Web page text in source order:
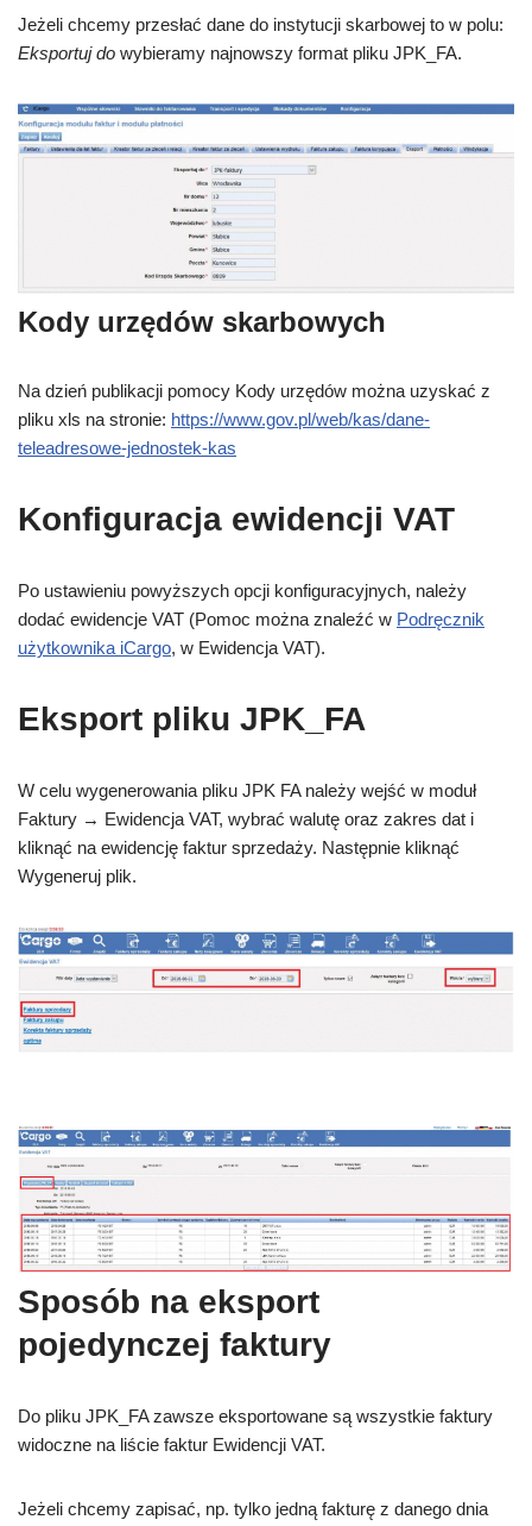
Jeżeli chcemy przesłać dane do instytucji skarbowej to w polu:
Eksportuj do wybieramy najnowszy format pliku JPK_FA.
Kody urzędów skarbowych
Na dzień publikacji pomocy Kody urzędów można uzyskać z
pliku xls na stronie: https://www.gov.pl/web/kas/dane-
teleadresowe-jednostek-kas
Konfiguracja ewidencji VAT
Po ustawieniu powyższych opcji konfiguracyjnych, należy
dodać ewidencje VAT (Pomoc można znaleźć w Podręcznik
użytkownika iCargo, w Ewidencja VAT).
Eksport pliku JPK_FA
W celu wygenerowania pliku JPK FA należy wejść w moduł
Faktury → Ewidencja VAT, wybrać walutę oraz zakres dat i
kliknąć na ewidencję faktur sprzedaży. Następnie kliknąć
Wygeneruj plik.
Sposób na eksport
pojedynczej faktury
Do pliku JPK_FA zawsze eksportowane są wszystkie faktury
widoczne na liście faktur Ewidencji VAT.
Jeżeli chcemy zapisać, np. tylko jedną fakturę z danego dnia